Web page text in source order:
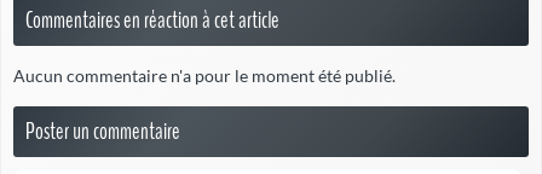
Commentaires en réaction à cet article
Aucun commentaire n'a pour le moment été publié.
Poster un commentaire